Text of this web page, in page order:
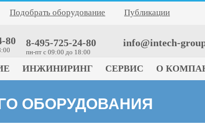
Подобрать оборудование Публикации
80 8-495-725-24-80
пн-пт c 09:00 до 18:00
info@intech-
ИНЖИНИРИНГ СЕРВИС О
ОБОРУДОВАНИЯ